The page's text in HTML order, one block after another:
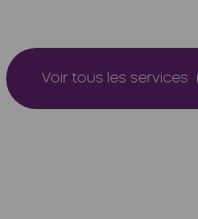
Voir tous les services